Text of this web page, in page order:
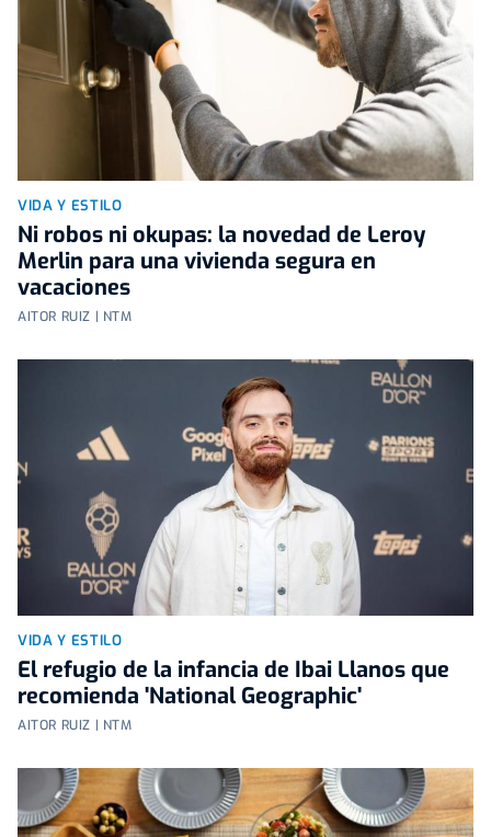
VIDA Y ESTILO
Ni robos ni okupas: la novedad de Leroy
Merlin para una vivienda segura en
vacaciones
AITOR RUIZ | NTM
VIDA Y ESTILO
El refugio de la infancia de Ibai Llanos que
recomienda 'National Geographic'
AITOR RUIZ | NTM